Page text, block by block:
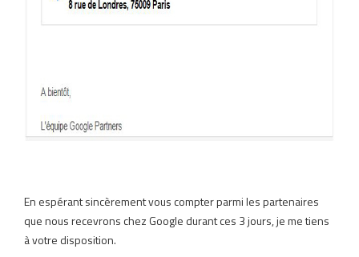
En espérant sincèrement vous compter parmi les partenaires
que nous recevrons chez Google durant ces 3 jours, je me tiens
à votre disposition.